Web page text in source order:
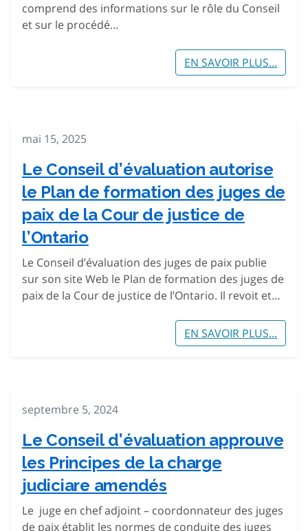
comprend des informations sur le rôle du Conseil
et sur le procédé…
EN SAVOIR PLUS...
mai 15, 2025
Le Conseil d’évaluation autorise
le Plan de formation des juges de
paix de la Cour de justice de
l’Ontario
Le Conseil d’évaluation des juges de paix publie
sur son site Web le Plan de formation des juges de
paix de la Cour de justice de l’Ontario. Il revoit et…
EN SAVOIR PLUS...
septembre 5, 2024
Le Conseil d’évaluation approuve
les Principes de la charge
judiciare amendés
Le juge en chef adjoint – coordonnateur des juges
de paix établit les normes de conduite des juges